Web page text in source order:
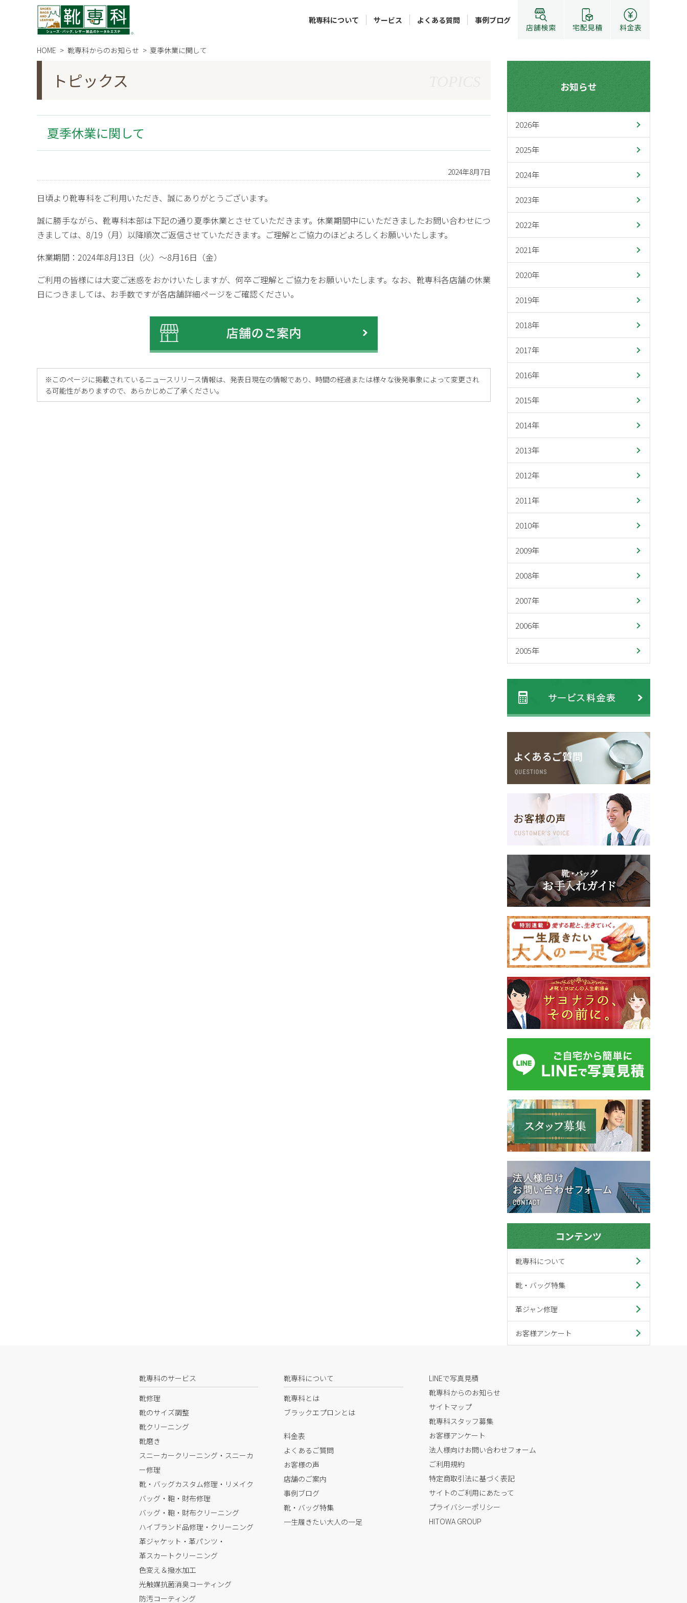
靴専科について サービス よくある質問 事例ブログ
HOME 靴専科からのお知らせ 夏季休業に関して
トピックス
夏季休業に関して
2024年8月7日
日頃より靴専科をご利用いただき、誠にありがとうございます。
誠に勝手ながら、靴専科本部は下記の通り夏季休業とさせていただきます。休業期間中にいただきましたお問い合わせにつ
きましては、8/19（月）以降順次ご返信させていただきます。ご理解とご協力のほどよろしくお願いいたします。
休業期間：2024年8月13日（火）～8月16日（金）
ご利用の皆様には大変ご迷惑をおかけいたしますが、何卒ご理解とご協力をお願いいたします。なお、靴専科各店舗の休業
日につきましては、お手数ですが各店舗詳細ページをご確認ください。
※ このページに掲載されているニュースリリース情報は、発表日現在の情報であり、時間の経過または様々な後発事象によって変更され
る可能性がありますので、あらかじめご了承ください。
お知らせ
2026年
2025年
2024年
2023年
2022年
2021年
2020年
2019年
2018年
2017年
2016年
2015年
2014年
2013年
2012年
2011年
2010年
2009年
2008年
2007年
2006年
2005年
コンテンツ
靴専科について
靴・バッグ特集
革ジャン修理
お客様アンケート
靴専科のサービス
靴修理
靴のサイズ調整
靴クリーニング
靴磨き
スニーカークリーニング・スニーカ
ー修理
靴・バッグカスタム修理・リメイク
バッグ・鞄・財布修理
バッグ・鞄・財布クリーニング
ハイブランド品修理・クリーニング
革ジャケット・革パンツ・
革スカートクリーニング
色変え＆撥水加工
光触媒抗菌消臭コーティング
防汚コーティング
靴専科について
靴専科とは
ブラックエプロンとは
料金表
よくあるご質問
お客様の声
店舗のご案内
事例ブログ
靴・バッグ特集
一生履きたい大人の一足
LINEで写真見積
靴専科からのお知らせ
サイトマップ
靴専科スタッフ募集
お客様アンケート
法人様向けお問い合わせフォーム
ご利用規約
特定商取引法に基づく表記
サイトのご利用にあたって
プライバシーポリシー
HITOWA GROUP